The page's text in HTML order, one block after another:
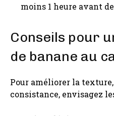
moins 1 heure avant
Conseils pour
de banane au
Pour améliorer la
consistance, envisagez